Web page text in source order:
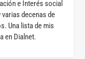
e Interés social
decenas de
Una lista de mis
en Dialnet.